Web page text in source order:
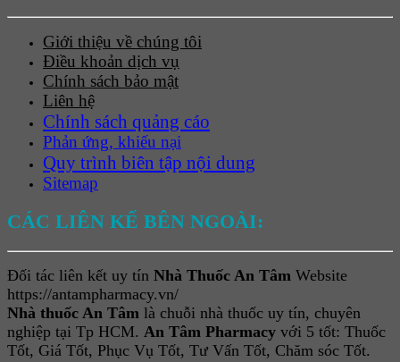
Giới thiệu về chúng tôi
Điều khoản dịch vụ
Chính sách bảo mật
Liên hệ
Chính sách quảng cáo
Phản ứng, khiếu nại
Quy trình biên tập nội dung
Sitemap
CÁC LIÊN KẾ BÊN NGOÀI:
Đối tác liên kết uy tín Nhà Thuốc An Tâm Website
https://antampharmacy.vn/
Nhà thuốc An Tâm là chuỗi nhà thuốc uy tín, chuyên
nghiệp tại Tp HCM. An Tâm Pharmacy với 5 tốt: Thuốc
Tốt, Giá Tốt, Phục Vụ Tốt, Tư Vấn Tốt, Chăm sóc Tốt.